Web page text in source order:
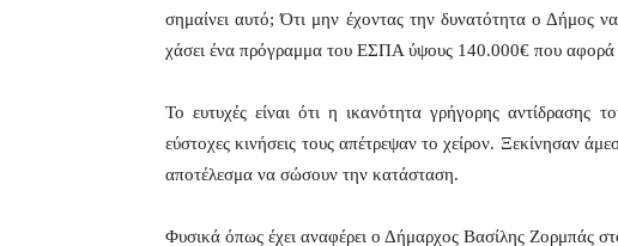
σημαίνει αυτό; Ότι μην έχοντας την δυνατότητα ο Δήμος
χάσει ένα πρόγραμμα του ΕΣΠΑ ύψους 140.000€ που αφορά
Το ευτυχές είναι ότι η ικανότητα γρήγορης αντίδρασης
εύστοχες κινήσεις τους απέτρεψαν το χείρον. Ξεκίνησαν
αποτέλεσμα να σώσουν την κατάσταση.
Φυσικά όπως έχει αναφέρει ο Δήμαρχος Βασίλης Ζορμπάς